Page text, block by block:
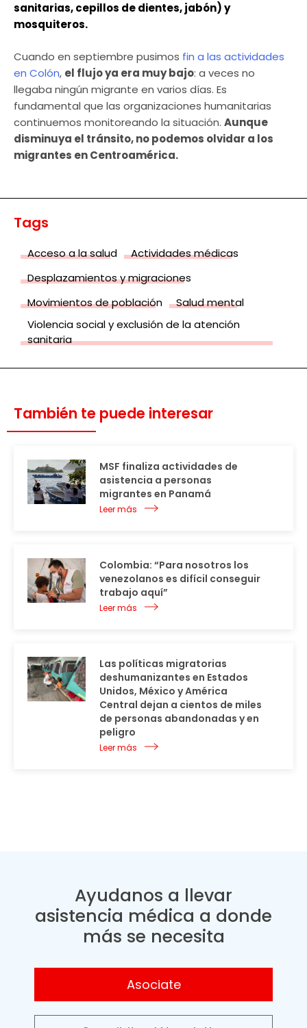
sanitarias, cepillos de dientes, jabón) y
mosquiteros.
Cuando en septiembre pusimos fin a las actividades
en Colón, el flujo ya era muy bajo: a veces no
llegaba ningún migrante en varios días. Es
fundamental que las organizaciones humanitarias
continuemos monitoreando la situación. Aunque
disminuya el tránsito, no podemos olvidar a los
migrantes en Centroamérica.
Tags
Acceso a la salud
Actividades médicas
Desplazamientos y migraciones
Movimientos de población
Salud mental
Violencia social y exclusión de la atención
sanitaria
También te puede interesar
MSF finaliza actividades de
asistencia a personas
migrantes en Panamá
Leer más
Colombia: “Para nosotros los
venezolanos es difícil conseguir
trabajo aquí”
Leer más
Las políticas migratorias
deshumanizantes en Estados
Unidos, México y América
Central dejan a cientos de miles
de personas abandonadas y en
peligro
Leer más
Ayudanos a llevar
asistencia médica a donde
más se necesita
Asociate